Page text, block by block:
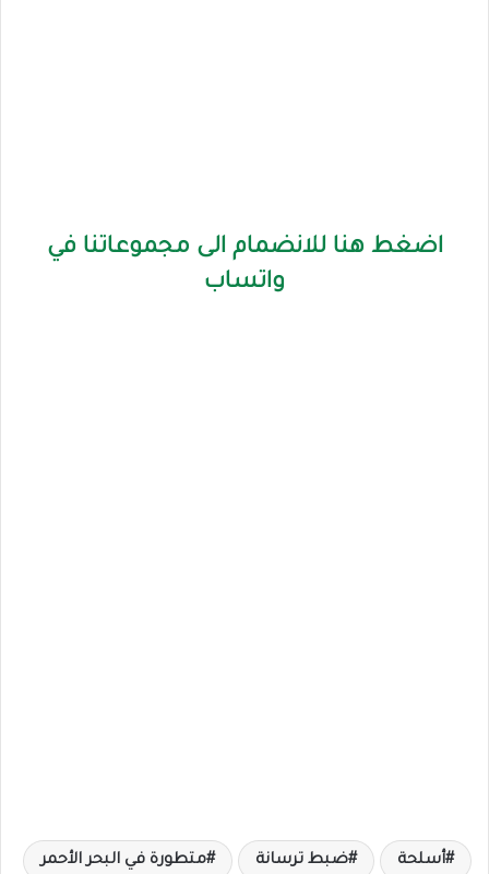
اضغط هنا للانضمام الى مجموعاتنا في
واتساب
أسلحة ضبط ترسانة متطورة في البحر الأحمر